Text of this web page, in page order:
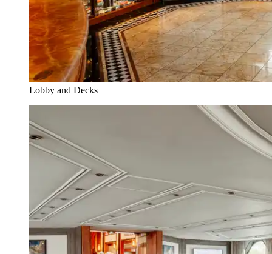
Lobby and Decks